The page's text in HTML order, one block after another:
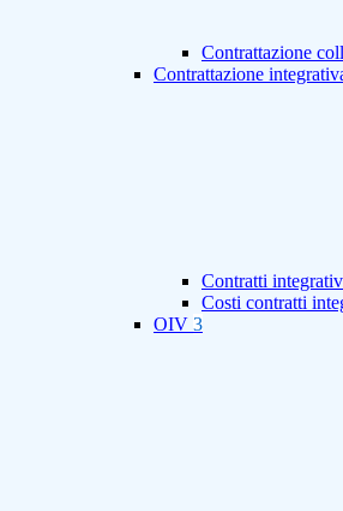
Contrattazione
Contrattazione
Contratti
Costi contratti
OIV 3